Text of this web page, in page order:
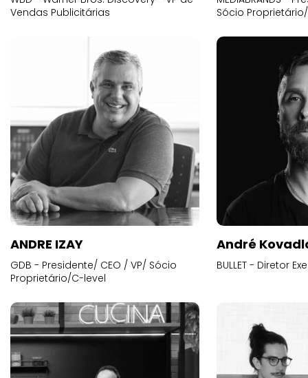
Vendas Publicitárias
Sócio
ANDRE IZAY
GDB - Presidente/ CEO / VP/ Sócio
Proprietário/C-level
André
BULLET - Diretor